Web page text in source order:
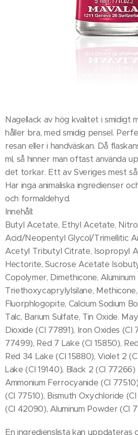
Nagellack av hög kvalitet i smidigt
håller bra, med smidig pensel.
resan eller i handväskan. Då
ml, så hinner man oftast använda
det torkar. Ett av Sveriges mest
Har inga animaliska ingredienser
och formaldehyd.
Innehåll:
Butyl Acetate, Ethyl Acetate,
Acid/Neopentyl Glycol/Trimellitic
Acetyl Tributyl Citrate, Isopropyl
Hectorite, Sucrose Acetate
Copolymer, Dimethicone,
Triethoxycaprylylsilane,
Fluorphlogopite, Calcium Sodium
Talc, Barium Sulfate, Tin Oxide.
Dioxide (CI 77891), Iron Oxides (CI
77499), Red 7 Lake (CI 15850),
Red 34 Lake (CI 15880), Violet 2
Lake (CI 19140), Black 2 (CI
Ammonium Ferrocyanide (CI
(CI 77510), Bismuth Oxychloride
(CI 42090), Aluminum Powder (CI
En ingredienslista kan uppdateras